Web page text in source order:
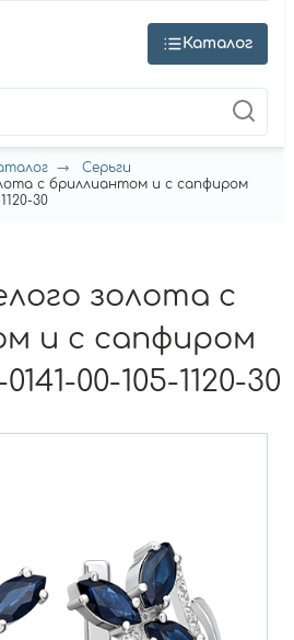
Каталог
Серьги
с бриллиантом и с сапфиром
30
золота с
и с сапфиром
00-105-1120-30